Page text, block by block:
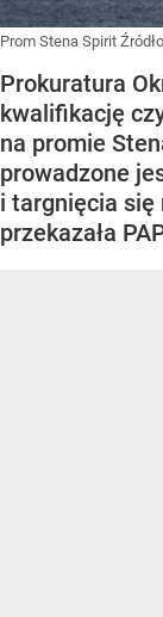
Prom Stena Spirit
Prokuratura
kwalifikację
na promie
prowadzone
i targnięcia się
przekazała